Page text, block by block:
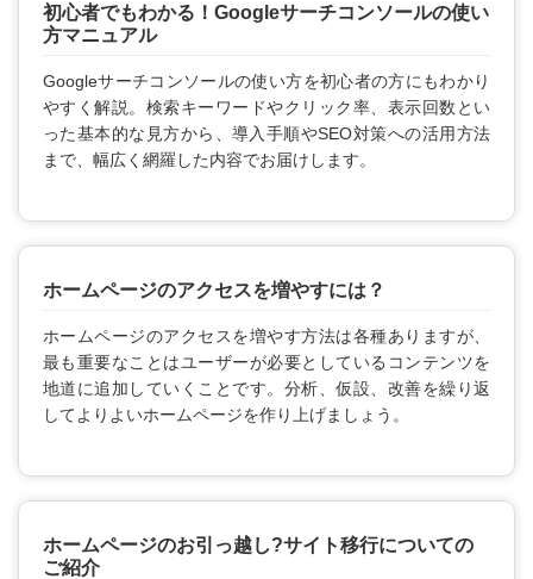
初心者でもわかる！Googleサーチコンソールの使い
方マニュアル
Googleサーチコンソールの使い方を初心者の方にもわかり
やすく解説。検索キーワードやクリック率、表示回数とい
った基本的な見方から、導入手順やSEO対策への活用方法
まで、幅広く網羅した内容でお届けします。
ホームページのアクセスを増やすには？
ホームページのアクセスを増やす方法は各種ありますが、
最も重要なことはユーザーが必要としているコンテンツを
地道に追加していくことです。分析、仮設、改善を繰り返
してよりよいホームページを作り上げましょう。
ホームページのお引っ越し?サイト移行についての
ご紹介